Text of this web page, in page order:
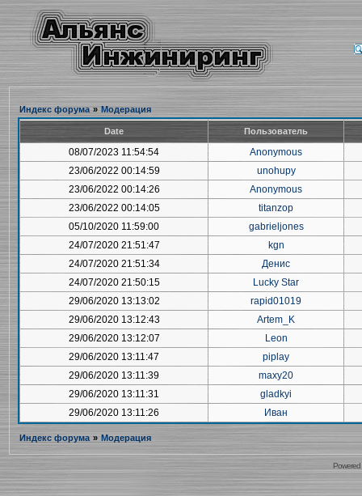
Индекс форума » Модерация
Date Пользователь
08/07/2023 11:54:54
Anonymous
23/06/2022 00:14:59
unohupy
23/06/2022 00:14:26
Anonymous
23/06/2022 00:14:05
titanzop
05/10/2020 11:59:00
gabrieljones
24/07/2020 21:51:47
kgn
24/07/2020 21:51:34
Денис
24/07/2020 21:50:15
Lucky Star
29/06/2020 13:13:02
rapid01019
29/06/2020 13:12:43
Artem_K
29/06/2020 13:12:07
Leon
29/06/2020 13:11:47
piplay
29/06/2020 13:11:39
maxy20
29/06/2020 13:11:31
gladkyi
29/06/2020 13:11:26
Иван
Индекс форума » Модерация